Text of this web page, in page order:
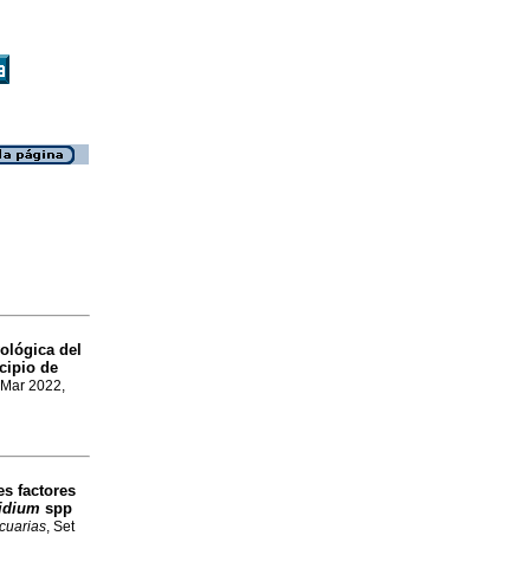
del
de
2022,
factores
spp
, Set